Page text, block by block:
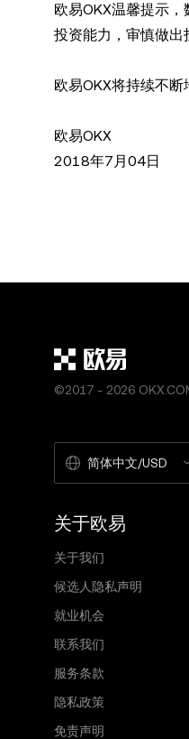
欧易OKX温馨提示
投资能力，审慎做出
欧易OKX将持续不断
欧易OKX
2018年7月04日
©2017 - 2026
简体中文/USD
关于欧易
关于我们
候选人隐私声明
就业机会
联系我们
服务条款
隐私政策
免责声明